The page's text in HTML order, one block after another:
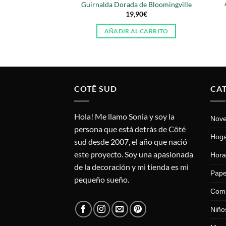
Guirnalda Dorada de Bloomingville
19,90€
AÑADIR AL CARRITO
COTÊ SUD
Hola! Me llamo Sonia y soy la
persona que está detrás de Côté
sud desde 2007, el año que nació
este proyecto. Soy una apasionada
de la decoración y mi tienda es mi
pequeño sueño.